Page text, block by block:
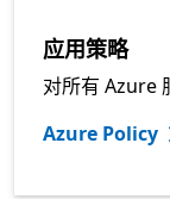
应用策略
对所有 Azure
Azure Policy